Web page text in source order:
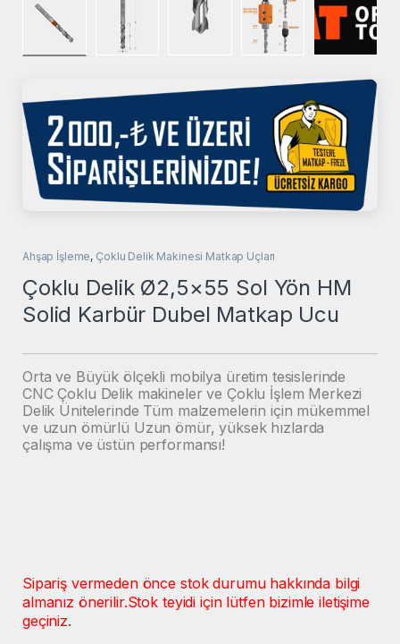
Ahşap İşleme, Çoklu Delik Makinesi Matkap Uçları
Çoklu Delik Ø2,5×55 Sol Yön HM
Solid Karbür Dubel Matkap Ucu
Orta ve Büyük ölçekli mobilya üretim tesislerinde
CNC Çoklu Delik makineler ve Çoklu İşlem Merkezi
Delik Ünitelerinde Tüm malzemelerin için mükemmel
ve uzun ömürlü Uzun ömür, yüksek hızlarda
çalışma ve üstün performansı!
Sipariş vermeden önce stok durumu hakkında bilgi
almanız önerilir.Stok teyidi için lütfen bizimle iletişime
geçiniz.